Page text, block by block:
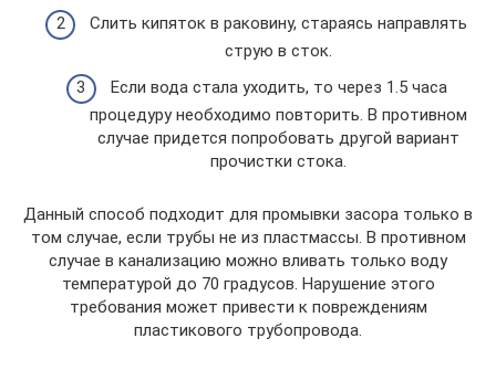
Слить кипяток в раковину, стараясь направлять
струю в сток.
Если вода стала уходить, то через 1.5 часа
процедуру необходимо повторить. В противном
случае придется попробовать другой вариант
прочистки стока.
Данный способ подходит для промывки засора только в
том случае, если трубы не из пластмассы. В противном
случае в канализацию можно вливать только воду
температурой до 70 градусов. Нарушение этого
требования может привести к повреждениям
пластикового трубопровода.